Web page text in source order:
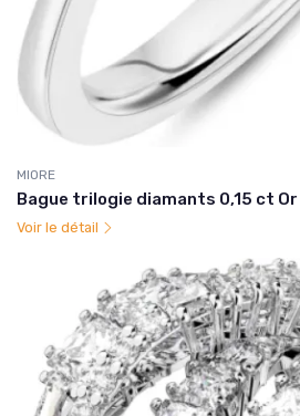
MIORE
Bague trilogie diamants 0,15 ct Or
Voir le détail